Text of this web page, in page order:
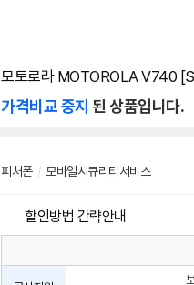
모토로라 MOTOROLA V740
가격비교 중지 된 상품입니다.
피처폰 / 모바일시큐리티서비스
할인방법 간략안내